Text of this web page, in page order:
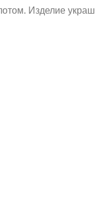
Изделие